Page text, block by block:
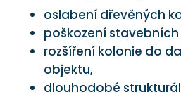
oslabení dřevěných
poškození stavebních
rozšíření kolonie do
objektu,
dlouhodobé